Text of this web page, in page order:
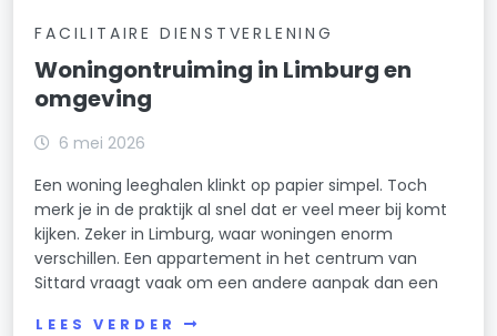
FACILITAIRE DIENSTVERLENING
Woningontruiming in Limburg en
omgeving
6 mei 2026
Een woning leeghalen klinkt op papier simpel. Toch
merk je in de praktijk al snel dat er veel meer bij komt
kijken. Zeker in Limburg, waar woningen enorm
verschillen. Een appartement in het centrum van
Sittard vraagt vaak om een andere aanpak dan een
LEES VERDER